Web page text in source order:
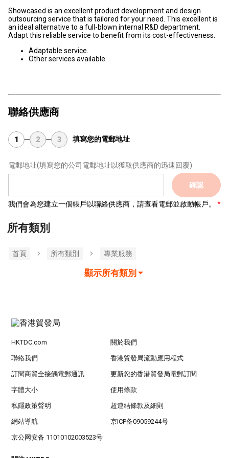
Showcased is an excellent product development and design
outsourcing service that is tailored for your need. This excellent is
an ideal alternative to a full-blown internal R&D department.
Adapt this reliable service to benefit from its cost-effectiveness.
Adaptable service.
Other services available.
聯絡供應商
1 2 3 填寫您的電郵地址
電郵地址(填寫您的公司電郵地址以獲取供應商的迅速回覆)
確認
我們會為您建立一個帳戶以聯絡供應商，請查看電郵並啟動帳戶。
所有類別
首頁 所有類別 專業服務
顯示所有類別
HKTDC.com 關於我們
聯絡我們 香港貿發局流動應用程式
訂閱商貿全接觸電郵通訊 更新您的香港貿發局電郵訂閱
字體大小 使用條款
私隱政策聲明 超連結條款及細則
網站導航 京ICP备09059244号
京公网安备 11010102003523号